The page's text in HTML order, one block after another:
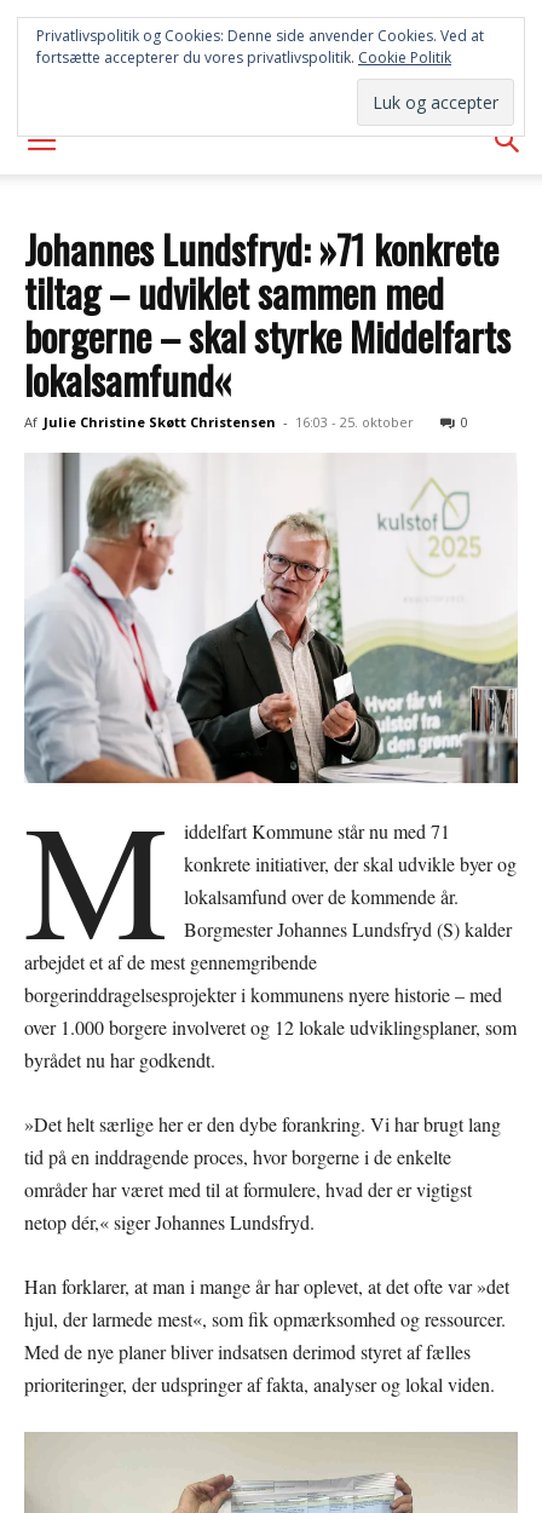
SYD
AVISEN
Johannes Lundsfryd: »71 konkrete
tiltag – udviklet sammen med
borgerne – skal styrke Middelfarts
lokalsamfund«
Af Julie Christine Skøtt Christensen - 16:03 - 25. oktober 0
M
iddelfart Kommune står nu med 71
konkrete initiativer, der skal udvikle byer og
lokalsamfund over de kommende år.
Borgmester Johannes Lundsfryd (S) kalder
arbejdet et af de mest gennemgribende
borgerinddragelsesprojekter i kommunens nyere historie – med
over 1.000 borgere involveret og 12 lokale udviklingsplaner, som
byrådet nu har godkendt.
»Det helt særlige her er den dybe forankring. Vi har brugt lang
tid på en inddragende proces, hvor borgerne i de enkelte
områder har været med til at formulere, hvad der er vigtigst
netop dér,« siger Johannes Lundsfryd.
Han forklarer, at man i mange år har oplevet, at det ofte var »det
hjul, der larmede mest«, som fik opmærksomhed og ressourcer.
Med de nye planer bliver indsatsen derimod styret af fælles
prioriteringer, der udspringer af fakta, analyser og lokal viden.
Privatlivspolitik og Cookies: Denne side anvender Cookies. Ved at
fortsætte accepterer du vores privatlivspolitik. Cookie Politik